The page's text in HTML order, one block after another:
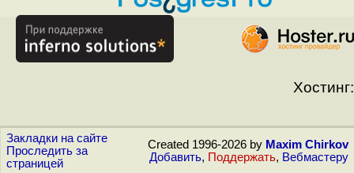
Хостинг:
Закладки на сайте
Проследить за
страницей
Created 1996-2026 by Maxim Chirkov
Добавить, Поддержать, Вебмастеру